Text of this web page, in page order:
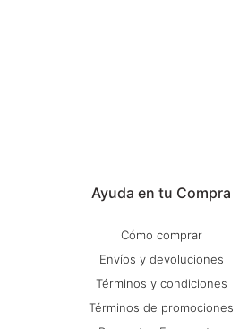
Ayuda en tu Compra
Cómo comprar
Envíos y devoluciones
Términos y condiciones
Términos de promociones